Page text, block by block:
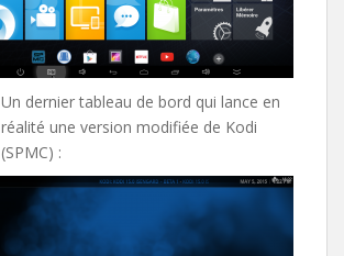
Un dernier tableau de bord qui lance en
réalité une version modifiée de Kodi
(SPMC) :